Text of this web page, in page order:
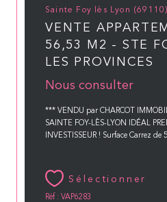
Sainte Foy lès Lyon (69110)
VENTE
56,53 M2 - STE
LES PROVINCES
Nous consulter
*** VENDU par CHARCOT
SAINTE FOY-LÈS-LYON IDÉAL
INVESTISSEUR ! Surface Carrez de
Sélectionner
Réf : VAP6283